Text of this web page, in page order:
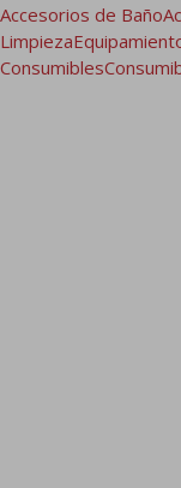
Accesorios de Baño
Limpieza
Consumibles